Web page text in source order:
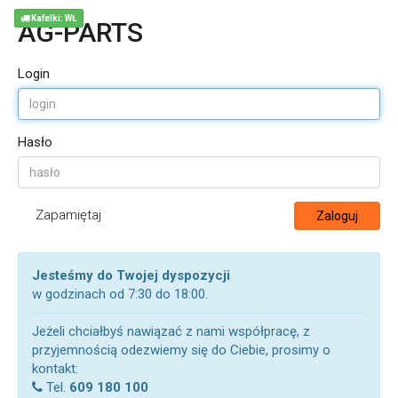
AG-PARTS
Login
Hasło
Zapamiętaj Zaloguj
Jesteśmy do Twojej dyspozycji
w godzinach od 7:30 do 18:00.
Jeżeli chciałbyś nawiązać z nami współpracę, z
przyjemnością odezwiemy się do Ciebie, prosimy o
kontakt:
Tel. 609 180 100
Kafelki: WŁ